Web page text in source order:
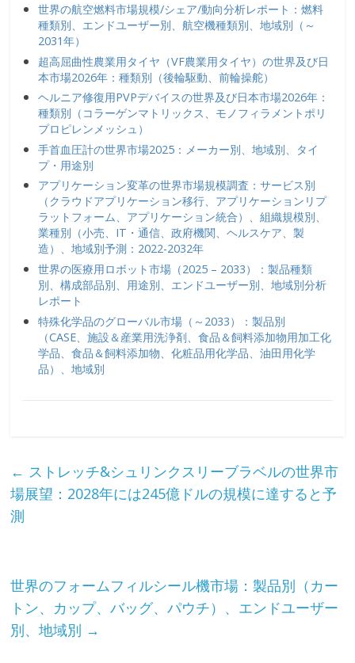
世界の航空燃料市場規模/シェア/動向分析レポート：燃料
種類別、エンドユーザー別、航空機種類別、地域別（～
2031年）
超高屈曲性農業用タイヤ（VF農業用タイヤ）の世界及び日
本市場2026年：種類別（後輪駆動、前輪操舵）
ヘルニア修復用PVPデバイスの世界及び日本市場2026年：
種類別（コラーゲンマトリックス、モノフィラメントポリ
プロピレンメッシュ）
手首血圧計の世界市場2025：メーカー別、地域別、タイ
プ・用途別
アプリケーション変革の世界市場規模調査：サービス別
（クラウドアプリケーション移行、アプリケーションリプ
ラットフォーム、アプリケーション統合）、組織規模別、
業種別（小売、IT・通信、政府機関、ヘルスケア、製
造）、地域別予測：2022-2032年
世界の医療用ロボット市場（2025 – 2033）：製品種類
別、構成部品別、用途別、エンドユーザー別、地域別分析
レポート
特殊化学品のグローバル市場（～2033）：製品別
（CASE、施設＆産業用洗浄剤、食品＆飼料添加物用加工化
学品、食品＆飼料添加物、化粧品用化学品、油田用化学
品）、地域別
← ストレッチ&シュリンクスリーブラベルの世界市
場展望：2028年には245億ドルの規模に達すると予
測
世界のフォームフィルシール機市場：製品別（カー
トン、カップ、バッグ、パウチ）、エンドユーザー
別、地域別 →